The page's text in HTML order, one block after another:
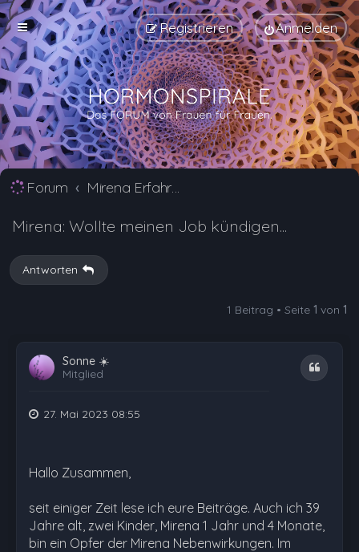
Anmelden
Registrieren
Forum Mirena Erfahrungsberichte und Nebenwirkungen
Mirena: Wollte meinen Job kündigen...
Antworten
1 Beitrag • Seite 1 von 1
Sonne ☀️
Mitglied
Zitat
27. Mai 2023 08:55
Hallo Zusammen,
seit einiger Zeit lese ich eure Beiträge. Auch ich 39
Jahre alt, zwei Kinder, Mirena 1 Jahr und 4 Monate,
bin ein Opfer der Mirena Nebenwirkungen. Im